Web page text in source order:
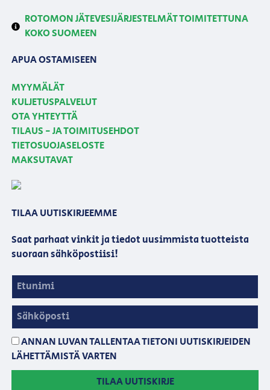
ROTOMON JÄTEVESIJÄRJESTELMÄT TOIMITETTUNA
KOKO SUOMEEN
APUA OSTAMISEEN
MYYMÄLÄT
KULJETUSPALVELUT
OTA YHTEYTTÄ
TILAUS - JA TOIMITUSEHDOT
TIETOSUOJASELOSTE
MAKSUTAVAT
TILAA UUTISKIRJEEMME
Saat parhaat vinkit ja tiedot uusimmista tuotteista
suoraan sähköpostiisi!
ANNAN LUVAN TALLENTAA TIETONI UUTISKIRJEIDEN
LÄHETTÄMISTÄ VARTEN
TILAA UUTISKIRJE